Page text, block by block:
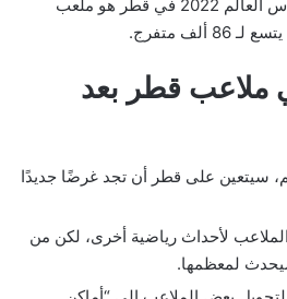
سيكون أكبر ملعب لكأس العالم 2022 في قطر هو ملعب
ألف متفرج.
ملاعب قطر بعد
سيتعين على قطر أن تجد غرضًا جديدًا
لأحداث رياضية أخرى، لكن من
لمعظمها.